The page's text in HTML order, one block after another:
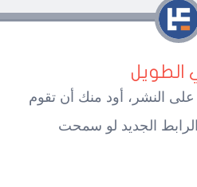
الطويل
النشر، أود منك أن تقوم
الجديد لو سمحت